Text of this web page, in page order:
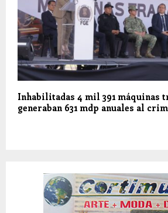
Inhabilitadas 4 mil 391 máquinas
generaban 631 mdp anuales al